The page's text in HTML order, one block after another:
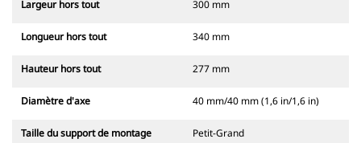
Largeur hors tout 300 mm
Longueur hors tout 340 mm
Hauteur hors tout 277 mm
Diamètre d'axe 40 mm/40 mm (1,6 in/1,6 in)
Taille du support de montage Petit-Grand